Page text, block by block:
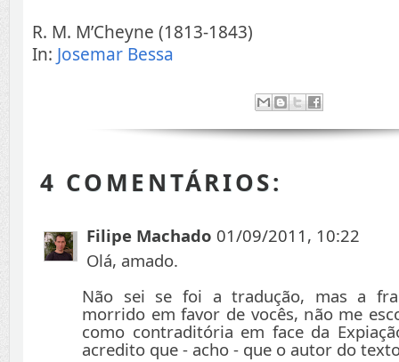
R. M. M’Cheyne (1813-1843)
In: Josemar Bessa
4 COMENTÁRIOS:
Filipe Machado 01/09/2011, 10:22
Olá, amado.
Não sei se foi a tradução, mas a
morrido em favor de vocês, não me
como contraditória em face da
acredito que - acho - que o autor do